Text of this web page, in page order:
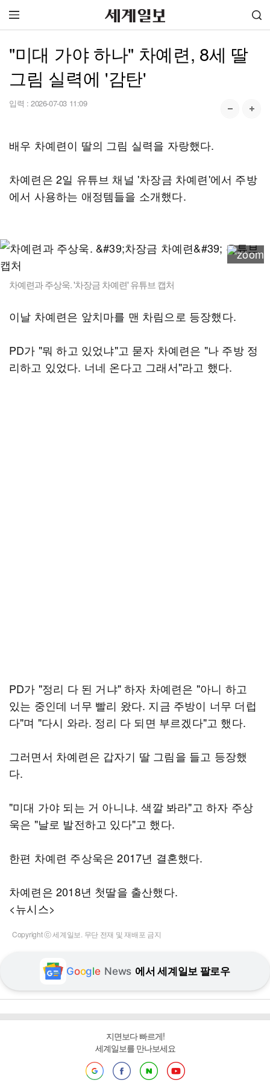
"미대 가야 하나" 차예련, 8세 딸
그림 실력에 '감탄'
입력 : 2026-07-03 11:09
배우 차예련이 딸의 그림 실력을 자랑했다.
차예련은 2일 유튜브 채널 '차장금 차예련'에서 주방
에서 사용하는 애정템들을 소개했다.
차예련과 주상욱. '차장금 차예련' 유튜브 캡처
이날 차예련은 앞치마를 맨 차림으로 등장했다.
PD가 "뭐 하고 있었냐"고 묻자 차예련은 "나 주방 정
리하고 있었다. 너네 온다고 그래서"라고 했다.
PD가 "정리 다 된 거냐" 하자 차예련은 "아니 하고
있는 중인데 너무 빨리 왔다. 지금 주방이 너무 더럽
다"며 "다시 와라. 정리 다 되면 부르겠다"고 했다.
그러면서 차예련은 갑자기 딸 그림을 들고 등장했
다.
"미대 가야 되는 거 아니냐. 색깔 봐라"고 하자 주상
욱은 "날로 발전하고 있다"고 했다.
한편 차예련 주상욱은 2017년 결혼했다.
차예련은 2018년 첫딸을 출산했다.
<뉴시스>
Copyright ⓒ 세계일보. 무단 전재 및 재배포 금지
Google News 에서 세계일보 팔로우
지면보다 빠르게!
세계일보를 만나보세요